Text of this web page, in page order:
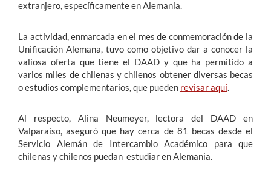
extranjero, específicamente en Alemania.
La actividad, enmarcada en el mes de conmemoración de la
Unificación Alemana, tuvo como objetivo dar a conocer la
valiosa oferta que tiene el DAAD y que ha permitido a
varios miles de chilenas y chilenos obtener diversas becas
o estudios complementarios, que pueden revisar aquí.
Al respecto, Alina Neumeyer, lectora del DAAD en
Valparaíso, aseguró que hay cerca de 81 becas desde el
Servicio Alemán de Intercambio Académico para que
chilenas y chilenos puedan estudiar en Alemania.